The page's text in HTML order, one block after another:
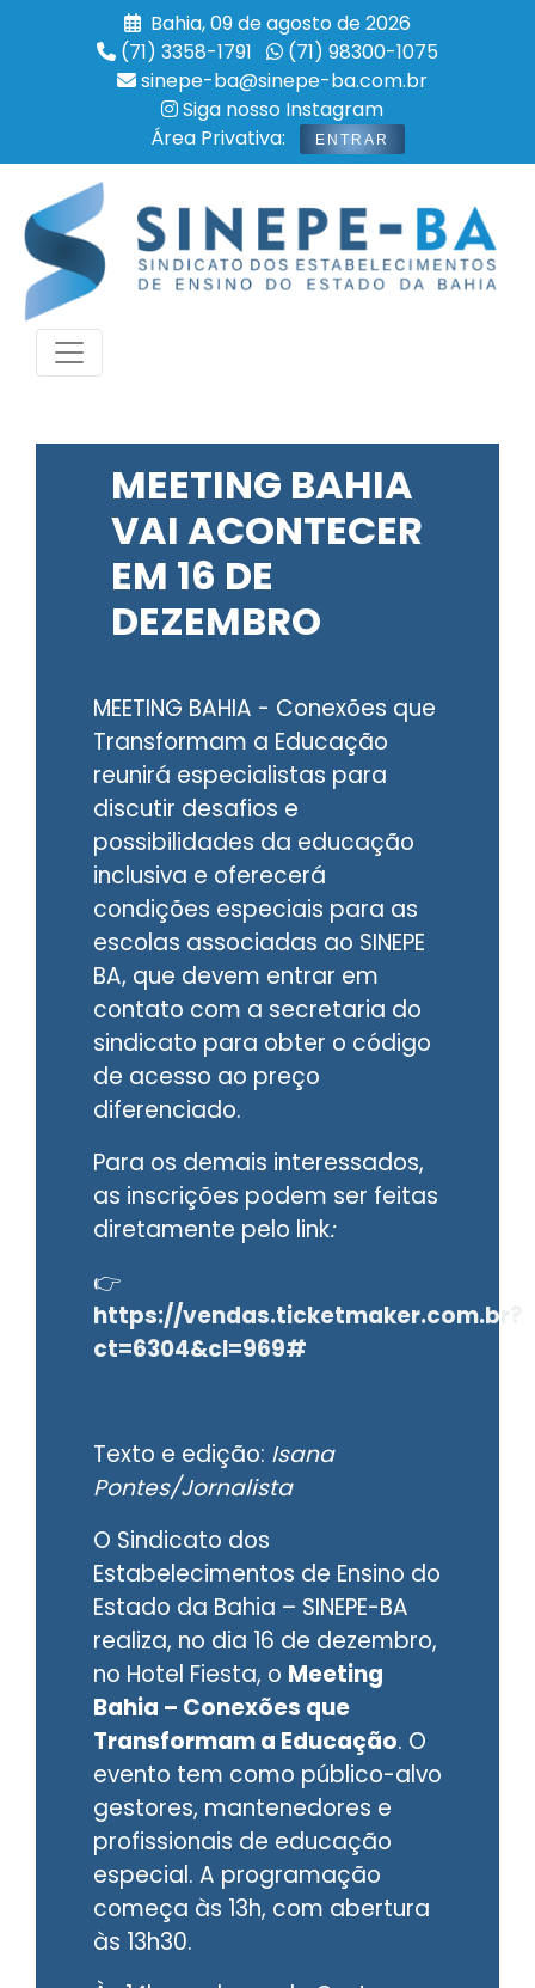
Bahia, 09 de agosto de 2026
(71) 3358-1791
(71) 98300-1075
sinepe-ba@sinepe-ba.com.br
Siga nosso Instagram
Área Privativa:
ENTRAR
MEETING BAHIA
VAI ACONTECER
EM 16 DE
DEZEMBRO
MEETING BAHIA - Conexões que
Transformam a Educação
reunirá especialistas para
discutir desafios e
possibilidades da educação
inclusiva e oferecerá
condições especiais para as
escolas associadas ao SINEPE
BA, que devem entrar em
contato com a secretaria do
sindicato para obter o código
de acesso ao preço
diferenciado.
Para os demais interessados,
as inscrições podem ser feitas
diretamente pelo link:
👉
https://vendas.ticketmaker.com.br?
ct=6304&cl=969#
Texto e edição: Isana
Pontes/Jornalista
O Sindicato dos
Estabelecimentos de Ensino do
Estado da Bahia – SINEPE-BA
realiza, no dia 16 de dezembro,
no Hotel Fiesta, o Meeting
Bahia – Conexões que
Transformam a Educação. O
evento tem como público-alvo
gestores, mantenedores e
profissionais de educação
especial. A programação
começa às 13h, com abertura
às 13h30.